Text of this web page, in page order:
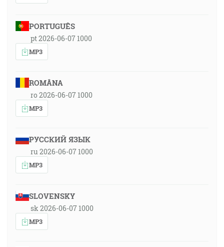
PORTUGUÊS
pt 2026-06-07 1000
MP3
ROMÂNA
ro 2026-06-07 1000
MP3
РУССКИЙ ЯЗЫК
ru 2026-06-07 1000
MP3
SLOVENSKY
sk 2026-06-07 1000
MP3